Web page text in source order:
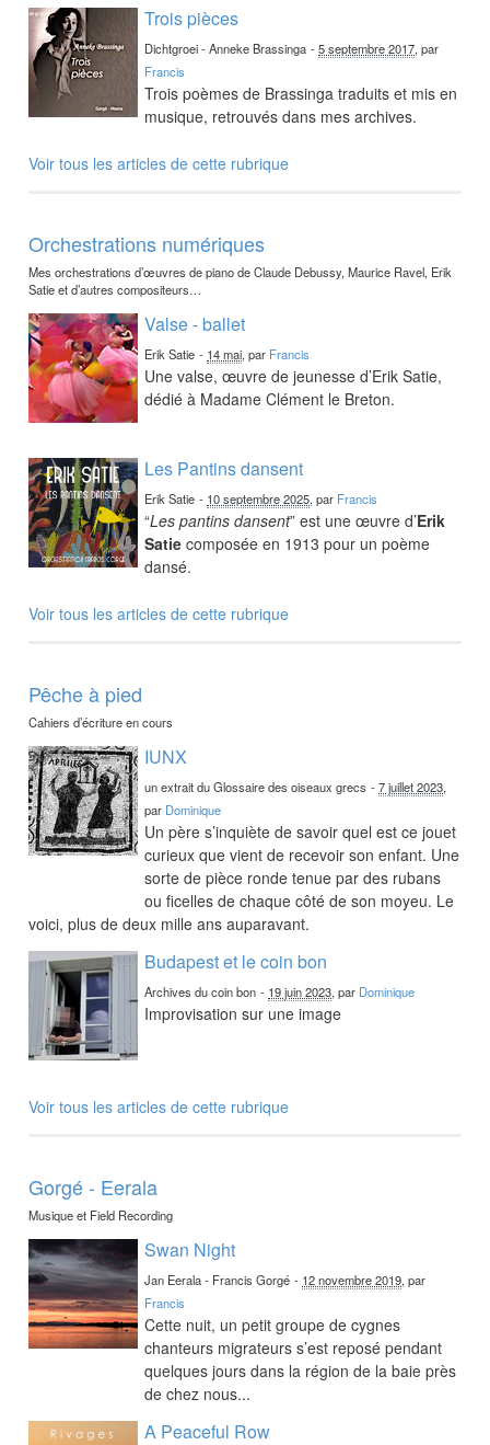
Trois pièces
Dichtgroei - Anneke Brassinga -5 septembre 2017, par
Francis
Trois poèmes de Brassinga traduits et mis en
musique, retrouvés dans mes archives.
Voir tous les articles de cette rubrique
Orchestrations numériques
Mes orchestrations d’œuvres de piano de Claude Debussy, Maurice Ravel, Erik
Satie et d’autres compositeurs…
Valse - ballet
Erik Satie - 14 mai, par Francis
Une valse, œuvre de jeunesse d’Erik Satie,
dédié à Madame Clément le Breton.
Les Pantins dansent
Erik Satie - 10 septembre 2025, par Francis
“Les pantins dansent” est une œuvre d’Erik
Satie composée en 1913 pour un poème
dansé.
Voir tous les articles de cette rubrique
Pêche à pied
Cahiers d’écriture en cours
IUNX
un extrait du Glossaire des oiseaux grecs -7 juillet 2023,
par Dominique
Un père s’inquiète de savoir quel est ce jouet
curieux que vient de recevoir son enfant. Une
sorte de pièce ronde tenue par des rubans
ou ficelles de chaque côté de son moyeu. Le
voici, plus de deux mille ans auparavant.
Budapest et le coin bon
Archives du coin bon - 19 juin 2023, par Dominique
Improvisation sur une image
Voir tous les articles de cette rubrique
Gorgé - Eerala
Musique et Field Recording
Swan Night
Jan Eerala - Francis Gorgé - 12 novembre 2019, par
Francis
Cette nuit, un petit groupe de cygnes
chanteurs migrateurs s’est reposé pendant
quelques jours dans la région de la baie près
de chez nous...
A Peaceful Row